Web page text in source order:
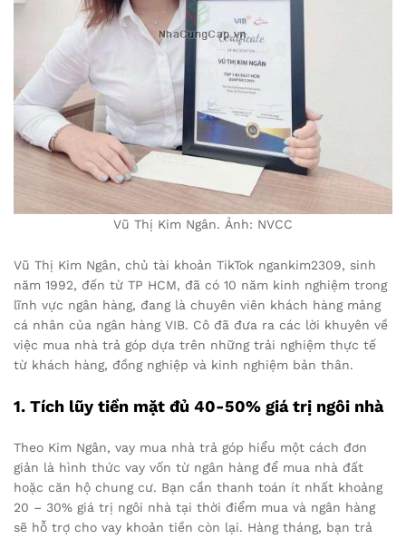
Vũ Thị Kim Ngân. Ảnh: NVCC
Vũ Thị Kim Ngân, chủ tài khoản TikTok ngankim2309, sinh
năm 1992, đến từ TP HCM, đã có 10 năm kinh nghiệm trong
lĩnh vực ngân hàng, đang là chuyên viên khách hàng mảng
cá nhân của ngân hàng VIB. Cô đã đưa ra các lời khuyên về
việc mua nhà trả góp dựa trên những trải nghiệm thực tế
từ khách hàng, đồng nghiệp và kinh nghiệm bản thân.
1. Tích lũy tiền mặt đủ 40-50% giá trị ngôi nhà
Theo Kim Ngân, vay mua nhà trả góp hiểu một cách đơn
giản là hình thức vay vốn từ ngân hàng để mua nhà đất
hoặc căn hộ chung cư. Bạn cần thanh toán ít nhất khoảng
20 – 30% giá trị ngôi nhà tại thời điểm mua và ngân hàng
sẽ hỗ trợ cho vay khoản tiền còn lại. Hàng tháng, bạn trả